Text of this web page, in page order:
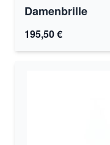
Damenbrille
195,50 €